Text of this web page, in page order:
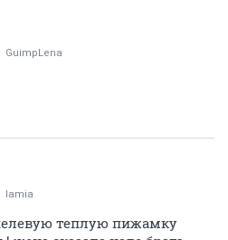
GuimpLena
lamia
теплую пижамку